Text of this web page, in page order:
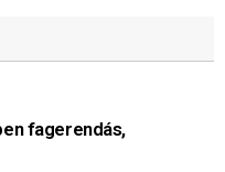
fagerendás,